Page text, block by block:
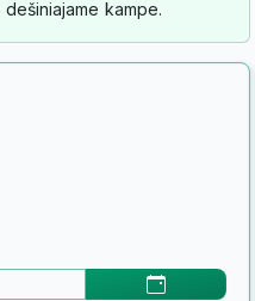
kampe.